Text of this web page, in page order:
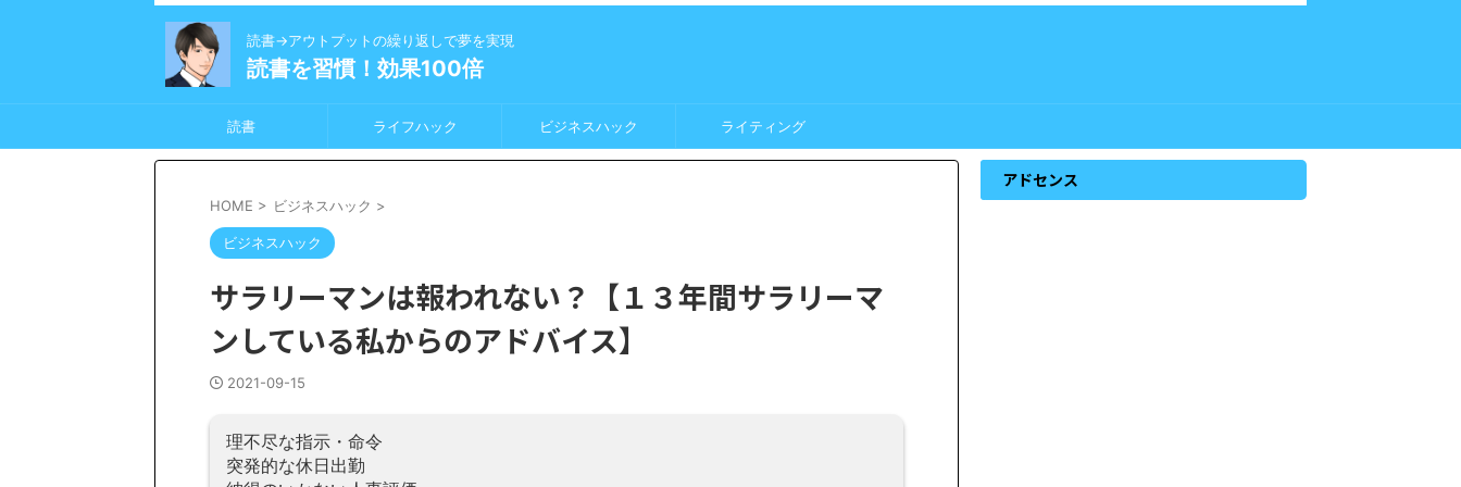
読書→アウトプットの繰り返しで夢を実現
読書を習慣！効果100倍
読書 ライフハック ビジネスハック ライティング
HOME > ビジネスハック >
ビジネスハック
サラリーマンは報われない？【１３年間サラリーマ
ンしている私からのアドバイス】
2021-09-15
理不尽な指示・命令
突発的な休日出勤
アドセンス